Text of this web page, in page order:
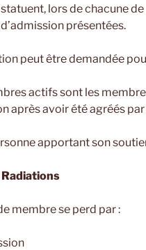
lors de chacune de
présentées.
peut être demandée
actifs sont les
après avoir été agréés
apportant son
membre se perd par :